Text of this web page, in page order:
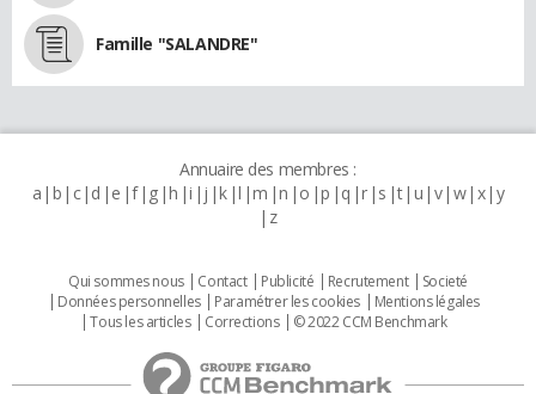
Famille "SALANDRE"
Annuaire des membres :
a b c d e f g h i j k l m n o p q r s t u v w x y
z
Qui sommes nous Contact Publicité Recrutement
Societé
Données personnelles
Paramétrer les cookies
Mentions légales
Tous les articles
Corrections © 2022 CCM Benchmark